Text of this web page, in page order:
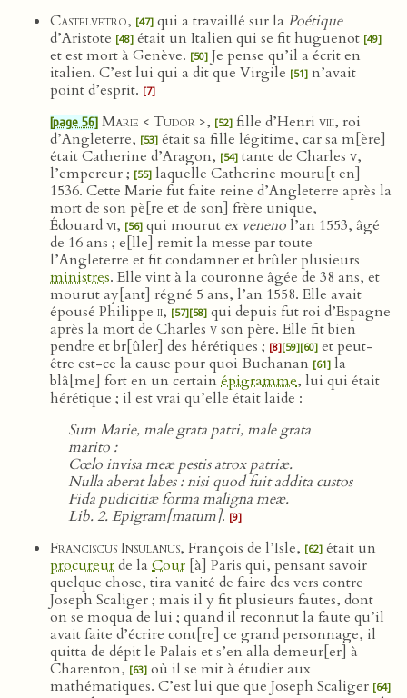
Castelvetro, [47] qui a travaillé sur la Poétique
d’Aristote [48] était un Italien qui se fit huguenot [49]
et est mort à Genève. [50] Je pense qu’il a écrit en
italien. C’est lui qui a dit que Virgile [51] n’avait
point d’esprit. [7]
[page 56] Marie < Tudor >, [52] fille d’Henri viii, roi
d’Angleterre, [53] était sa fille légitime, car sa m[ère]
était Catherine d’Aragon, [54] tante de Charles v,
l’empereur ; [55] laquelle Catherine mouru[t en]
1536. Cette Marie fut faite reine d’Angleterre après la
mort de son pè[re et de son] frère unique,
Édouardvi, [56] qui mourut ex venenol’an 1553, âgé
de 16 ans ; e[lle] remit la messe par toute
l’Angleterre et fit condamner et brûler plusieurs
ministres. Elle vint à la couronne âgée de 38 ans, et
mourut ay[ant] régné 5 ans, l’an 1558. Elle avait
épousé Philippe ii, [57][58] qui depuis fut roi d’Espagne
après la mort de Charles vson père. Elle fit bien
pendre et br[ûler] des hérétiques ; [8][59][60] et peut-
être est-ce la cause pour quoi Buchanan [61] la
blâ[me] fort en un certain épigramme, lui qui était
hérétique ; il est vrai qu’elle était laide :
Sum Marie, male grata patri, male grata
marito :
Cœlo invisa meæ pestis atrox patriæ.
Nulla aberat labes : nisi quod fuit addita custos
Fida pudicitiæ forma maligna meæ.
Lib. 2. Epigram[matum]. [9]
Franciscus Insulanus, François de l’Isle, [62] était un
procureurde la Cour [à] Paris qui, pensant savoir
quelque chose, tira vanité de faire des vers contre
Joseph Scaliger ; mais il y fit plusieurs fautes, dont
on se moqua de lui ; quand il reconnut la faute qu’il
avait faite d’écrire cont[re] ce grand personnage, il
quitta de dépit le Palais et s’en alla demeur[er] à
Charenton, [63] où il se mit à étudier aux
mathématiques. C’est lui que que Joseph Scaliger [64]